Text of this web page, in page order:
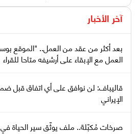
آخر الأخبار
بعد أكثر من عقد من العمل.. "الموقع
العمل مع الإبقاء على أرشيفه متاحا للقراء
قاليباف: لن نوافق على أي اتفاق قبل
الإيراني
صرخات مُكبّلة.. ملف يوثّق سير الحياة في